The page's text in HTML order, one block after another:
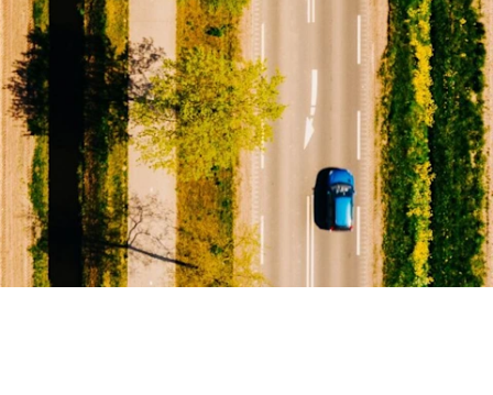
2024 Client Trends Report
Rapport
2024 Business Decision Maker Survey